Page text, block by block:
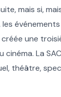
mais si,
les
une
La
théâtre,